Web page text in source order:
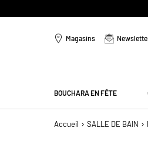
Magasins
BOUCHARA EN FÊTE
Accueil SALLE DE BAIN